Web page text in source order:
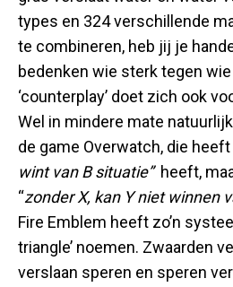
types en 324 verschillende
te combineren, heb jij je
bedenken wie sterk tegen
‘counterplay’ doet zich ook
Wel in mindere mate
de game Overwatch, die
wint van B situatie” heeft,
“zonder X, kan Y niet winnen
Fire Emblem heeft zo’n
triangle’ noemen. Zwaarden
verslaan speren en speren